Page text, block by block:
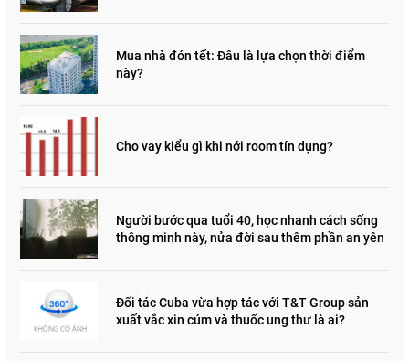
Mua nhà đón tết: Đâu là lựa chọn thời điểm
này?
Cho vay kiểu gì khi nới room tín dụng?
Người bước qua tuổi 40, học nhanh cách sống
thông minh này, nửa đời sau thêm phần an yên
Đối tác Cuba vừa hợp tác với T&T Group sản
xuất vắc xin cúm và thuốc ung thư là ai?